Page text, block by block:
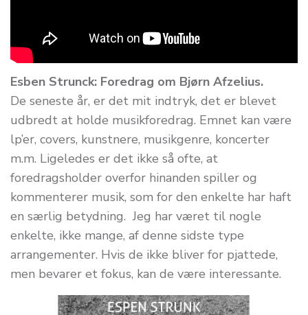
Esben Strunck: Foredrag om Bjørn Afzelius.
De seneste år, er det mit indtryk, det er blevet
udbredt at holde musikforedrag. Emnet kan være
lp’er, covers, kunstnere, musikgenre, koncerter
m.m. Ligeledes er det ikke så ofte, at
foredragsholder overfor hinanden spiller og
kommenterer musik, som for den enkelte har haft
en særlig betydning. Jeg har været til nogle
enkelte, ikke mange, af denne sidste type
arrangementer. Hvis de ikke bliver for pjattede,
men bevarer et fokus, kan de være interessante.